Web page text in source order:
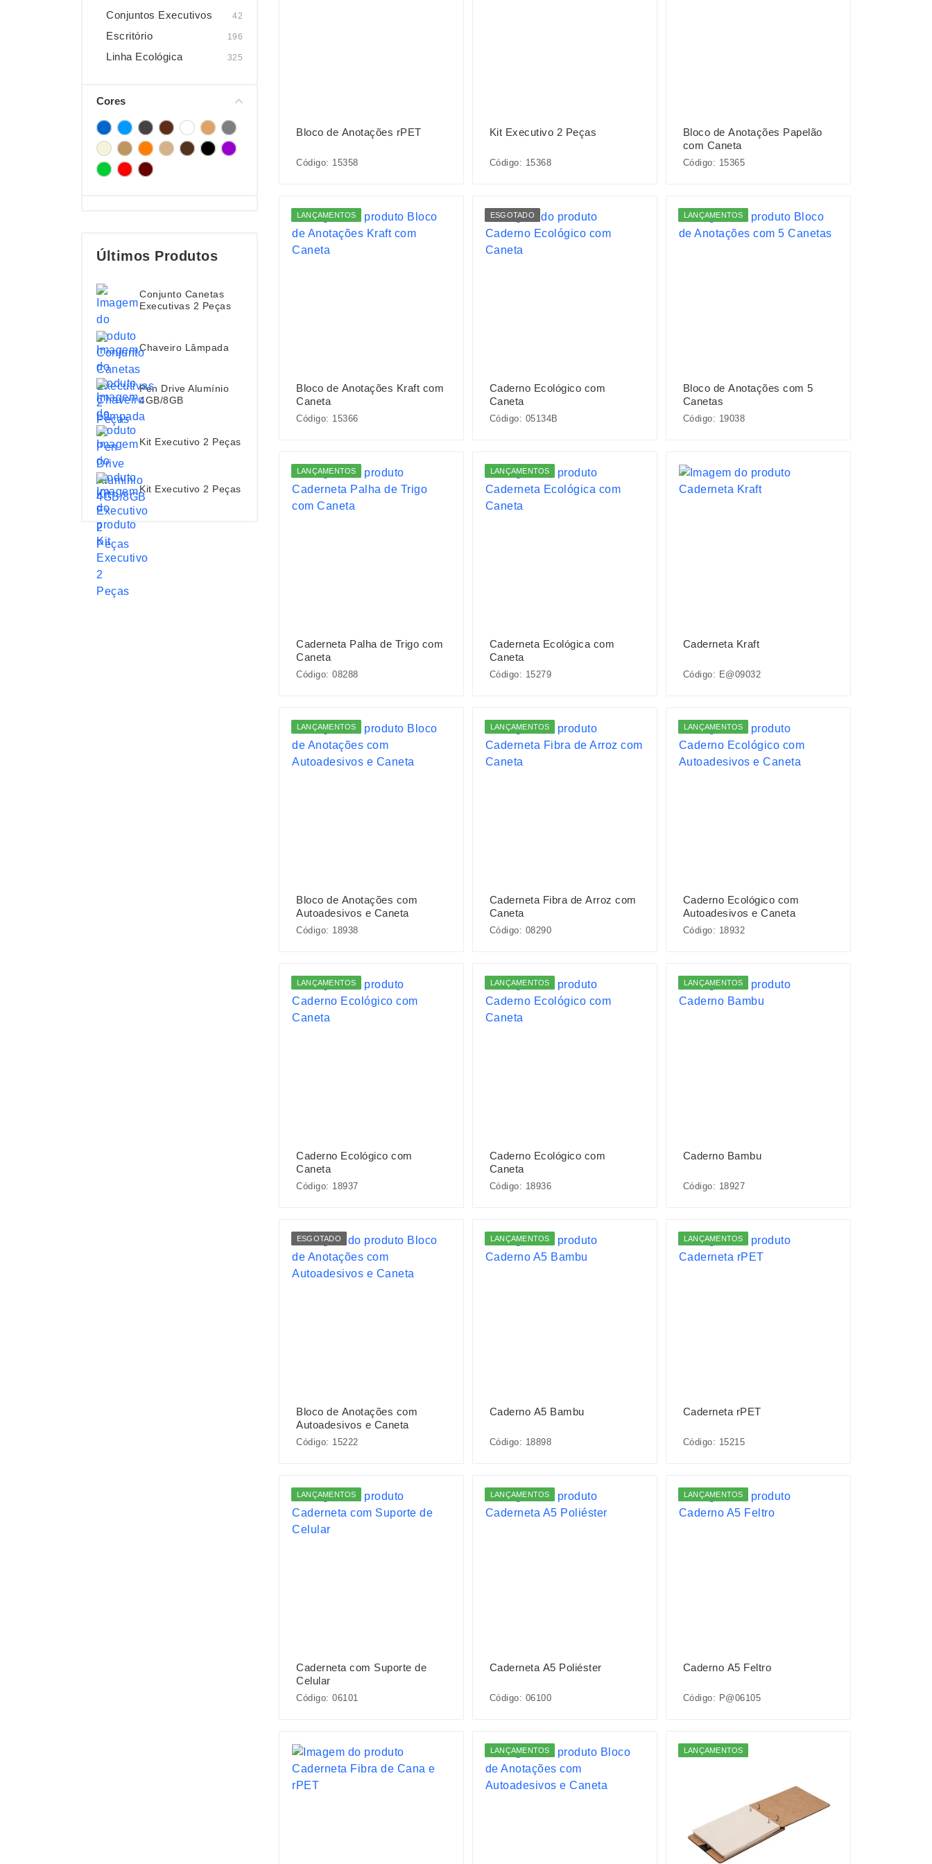
Conjuntos Executivos 42
Escritório 196
Linha Ecológica 325
Cores
Últimos Produtos
Conjunto Canetas
Executivas 2 Peças
Chaveiro Lâmpada
Pen Drive Alumínio
4GB/8GB
Kit Executivo 2 Peças
Kit Executivo 2 Peças
Bloco de Anotações rPET
Código: 15358
Kit Executivo 2 Peças
Código: 15368
Bloco de Anotações Papelão
com Caneta
Código: 15365
LANÇAMENTOS
Bloco de Anotações Kraft com
Caneta
Código: 15366
ESGOTADO
Caderno Ecológico com
Caneta
Código: 05134B
LANÇAMENTOS
Bloco de Anotações com 5
Canetas
Código: 19038
LANÇAMENTOS
Caderneta Palha de Trigo com
Caneta
Código: 08288
LANÇAMENTOS
Caderneta Ecológica com
Caneta
Código: 15279
Caderneta Kraft
Código: E@09032
LANÇAMENTOS
Bloco de Anotações com
Autoadesivos e Caneta
Código: 18938
LANÇAMENTOS
Caderneta Fibra de Arroz com
Caneta
Código: 08290
LANÇAMENTOS
Caderno Ecológico com
Autoadesivos e Caneta
Código: 18932
LANÇAMENTOS
Caderno Ecológico com
Caneta
Código: 18937
LANÇAMENTOS
Caderno Ecológico com
Caneta
Código: 18936
LANÇAMENTOS
Caderno Bambu
Código: 18927
ESGOTADO
Bloco de Anotações com
Autoadesivos e Caneta
Código: 15222
LANÇAMENTOS
Caderno A5 Bambu
Código: 18898
LANÇAMENTOS
Caderneta rPET
Código: 15215
LANÇAMENTOS
Caderneta com Suporte de
Celular
Código: 06101
LANÇAMENTOS
Caderneta A5 Poliéster
Código: 06100
LANÇAMENTOS
Caderno A5 Feltro
Código: P@06105
LANÇAMENTOS LANÇAMENTOS